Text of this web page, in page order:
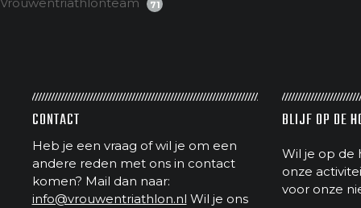
71
CONTACT
Heb je een vraag of wil je om een
andere reden met ons in contact
komen? Mail dan naar:
info@vrouwentriathlon.nl Wil je ons
BLIJF OP DE
Wil je op de
onze
voor onze